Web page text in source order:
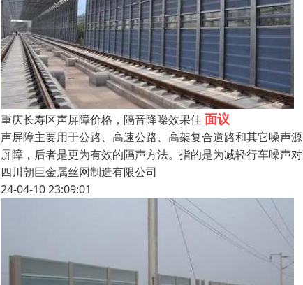
重庆长寿区声屏障价格，隔音降噪效果佳 面议
声屏障主要用于公路、高速公路、高架复合道路和其它噪声
屏障，后者是更为有效的隔声方法。指的是为减轻行车噪声
四川朝巨金属丝网制造有限公司
24-04-10 23:09:01